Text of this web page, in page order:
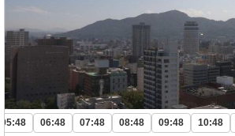
05:48 06:48 07:48 08:48 09:48 10:48